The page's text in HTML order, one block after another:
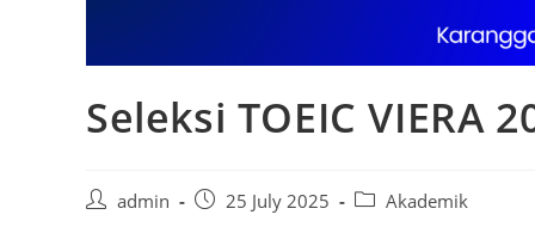
Seleksi TOEIC VIERA
Postadmin
Post 25 July 2025
PostAkademik